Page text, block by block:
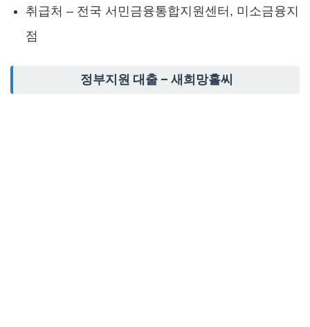
취급처 – 전국 서민금융통합지원센터, 미소금융지
점
정부지원 대출 – 새희망홀씨